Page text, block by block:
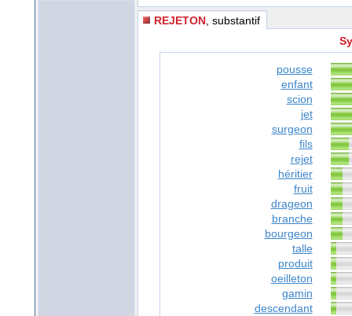
REJETON , substantif
pousse
enfant
scion
jet
surgeon
fils
rejet
héritier
fruit
drageon
branche
bourgeon
talle
produit
oeilleton
gamin
descendant